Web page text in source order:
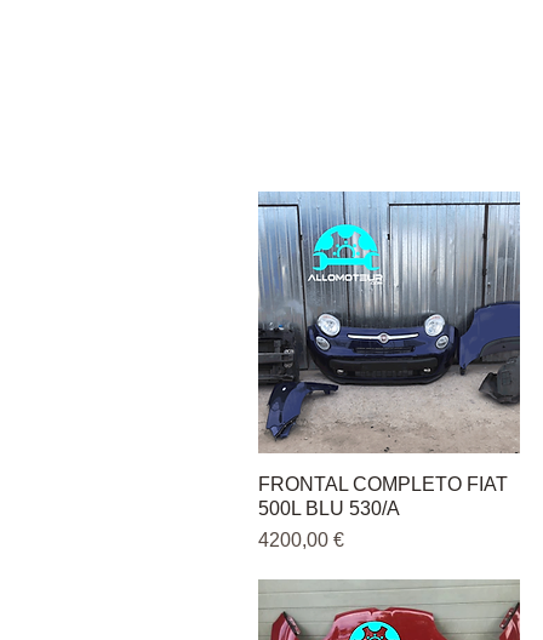
Vista rápida
FRONTAL COMPLETO FIAT
500L BLU 530/A
Precio
4200,00 €